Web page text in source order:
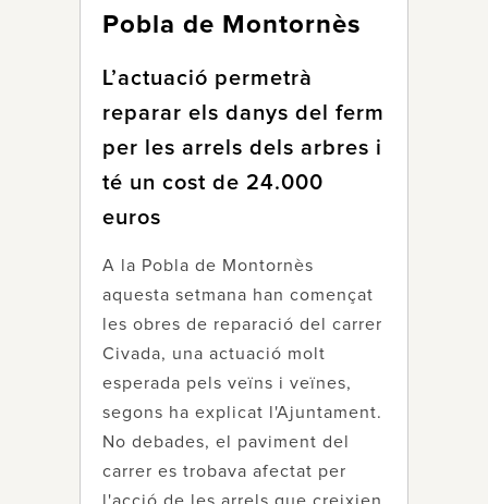
Pobla de Montornès
L’actuació permetrà
reparar els danys del ferm
per les arrels dels arbres i
té un cost de 24.000
euros
A la Pobla de Montornès
aquesta setmana han començat
les obres de reparació del carrer
Civada, una actuació molt
esperada pels veïns i veïnes,
segons ha explicat l'Ajuntament.
No debades, el paviment del
carrer es trobava afectat per